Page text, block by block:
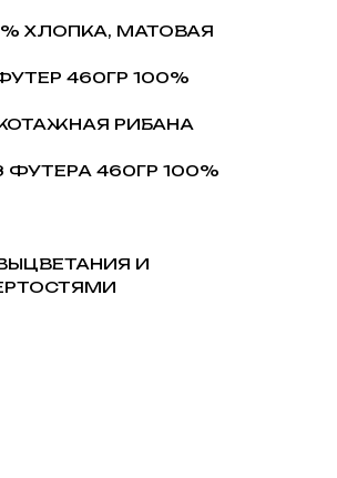
ХЛОПКА, МАТОВАЯ
460ГР 100%
РИБАНА
460ГР 100%
И